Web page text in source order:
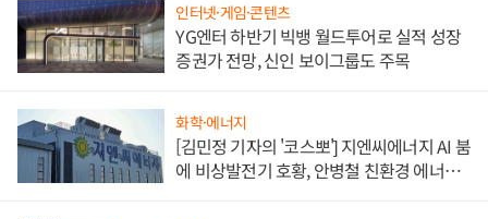
인터넷·게임·콘텐츠
YG엔터 하반기 빅뱅 월드투어로 실적 성장
증권가 전망, 신인 보이그룹도 주목
화학·에너지
[김민정 기자의 '코스뽀'] 지엔씨에너지 AI 붐
에 비상발전기 호황, 안병철 친환경 에너지